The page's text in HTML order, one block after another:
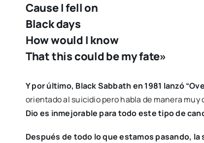
​Cause I fell on
​Black days
​How would I know
​That this could be my fate»
Y por último, Black Sabbath en 1981 lanzó
orientado al suicidio pero habla de manera
Dio es inmejorable para todo este tipo de
Después de todo lo que estamos pasando,